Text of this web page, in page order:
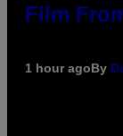
Film
1 hour agoBy